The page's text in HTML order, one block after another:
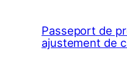
Passeport de
ajustement de